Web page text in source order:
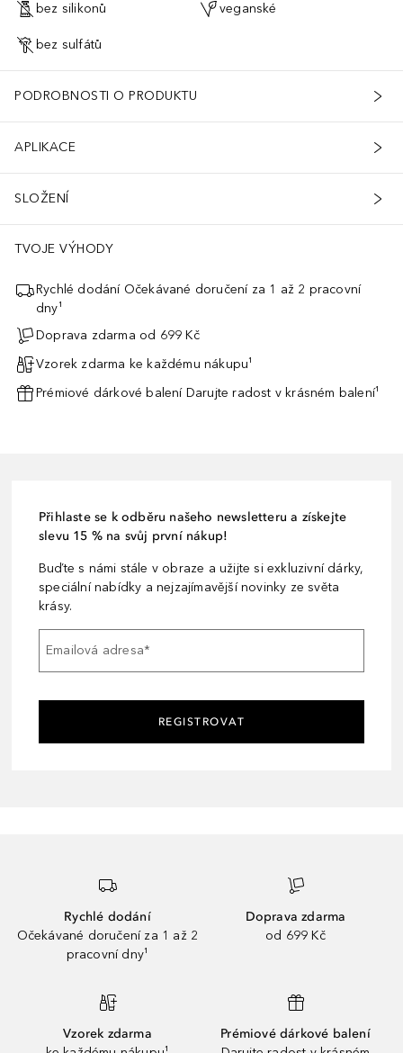
bez silikonů veganské
bez sulfátů
PODROBNOSTI O PRODUKTU
APLIKACE
SLOŽENÍ
TVOJE VÝHODY
Rychlé dodání Očekávané doručení za 1 až 2 pracovní
dny¹
Doprava zdarma od 699 Kč
Vzorek zdarma ke každému nákupu¹
Prémiové dárkové balení Darujte radost v krásném balení¹
Přihlaste se k odběru našeho newsletteru a získejte
slevu 15 % na svůj první nákup!
Buďte s námi stále v obraze a užijte si exkluzivní dárky,
speciální nabídky a nejzajímavější novinky ze světa
krásy.
Emailová adresa*
REGISTROVAT
Rychlé dodání
Očekávané doručení za 1 až 2
pracovní dny¹
Doprava zdarma
od 699 Kč
Vzorek zdarma
Prémiové dárkové balení